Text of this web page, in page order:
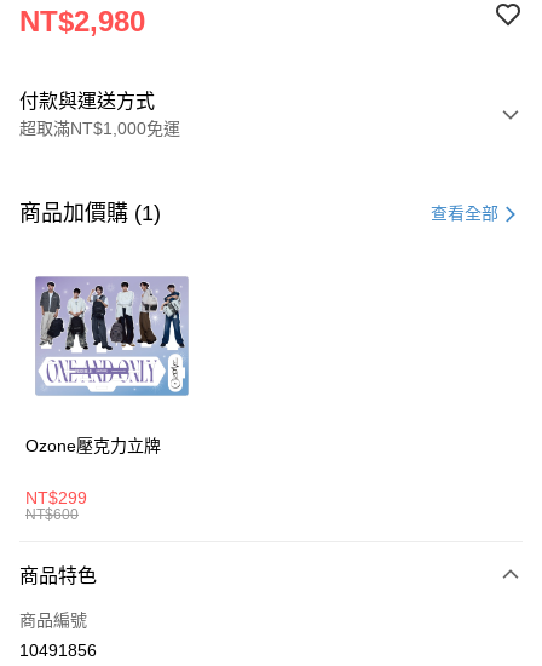
NT$2,980
付款與運送方式
超取滿NT$1,000免運
信用卡一次付款
LINE Pay
Apple Pay
悠遊付
AFTEE先享後付
【關於「AFTEE先享後付」】
AFTEE先享後付是「在收到商品之後才付款」的支付方式。 讓您購物簡單
２．便利：只要手機號碼，簡訊認證，即可結帳。
【「AFTEE先享後付」結帳流程】
ATM付款
運送方式
全家取貨付款
每筆NT$80，滿NT$1,000(含以上)免運費
商品加價購 (1) 查看全部
Ozone壓克力立牌
NT$299
NT$600
商品特色
商品編號
10491856